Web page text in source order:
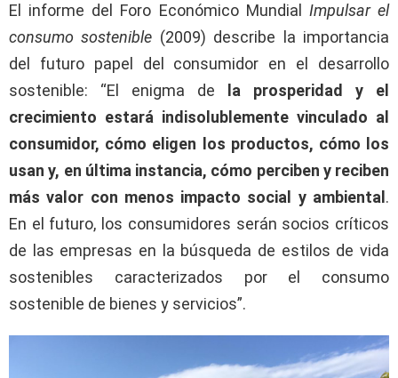
El informe del Foro Económico Mundial Impulsar el
consumo sostenible (2009) describe la importancia
del futuro papel del consumidor en el desarrollo
sostenible: “El enigma de
la prosperidad y el
crecimiento estará indisolublemente vinculado al
consumidor, cómo eligen los productos, cómo los
usan y, en última instancia, cómo perciben y reciben
más valor con menos impacto social y ambiental .
En el futuro, los consumidores serán socios críticos
de las empresas en la búsqueda de estilos de vida
sostenibles caracterizados por el consumo
sostenible de bienes y servicios”.